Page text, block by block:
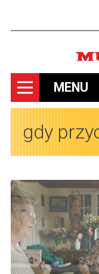
MENU
gdy
Obrazy
Obrazy